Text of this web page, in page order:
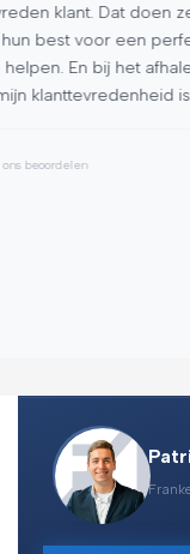
klant. Dat doen ze
best voor een
En bij het
klanttevredenheid is